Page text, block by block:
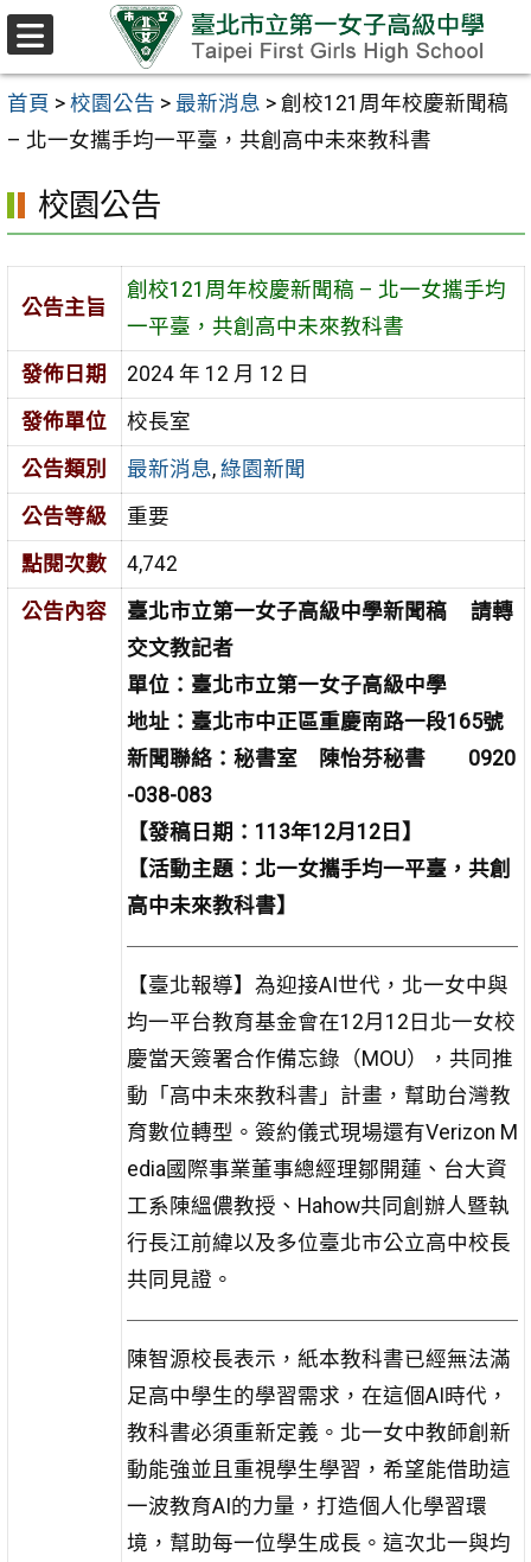
跳至主要內容區
首頁 > 校園公告 > 最新消息 > 創校121周年校慶新聞稿
– 北一女攜手均一平臺，共創高中未來教科書
校園公告
公告主旨
創校121周年校慶新聞稿 – 北一女攜手均
一平臺，共創高中未來教科書
發佈日期
2024 年 12 月 12 日
發佈單位
校長室
公告類別
最新消息, 綠園新聞
公告等級
重要
點閱次數
4,742
公告內容
臺北市立第一女子高級中學新聞稿
請轉
交文教記者
單位：臺北市立第一女子高級中學
地址：臺北市中正區重慶南路一段165號
新聞聯絡：秘書室 陳怡芬秘書 0920
-038-083
【發稿日期：113年12月12日】
【活動主題：北一女攜手均一平臺，共創
高中未來教科書】
【臺北報導】為迎接AI世代，北一女中與
均一平台教育基金會在12月12日北一女校
慶當天簽署合作備忘錄（MOU），共同推
動「高中未來教科書」計畫，幫助台灣教
育數位轉型。簽約儀式現場還有Verizon M
edia國際事業董事總經理鄒開蓮、台大資
工系陳縕儂教授、Hahow共同創辦人暨執
行長江前緯以及多位臺北市公立高中校長
共同見證。
陳智源校長表示，紙本教科書已經無法滿
足高中學生的學習需求，在這個AI時代，
教科書必須重新定義。北一女中教師創新
動能強並且重視學生學習，希望能借助這
一波教育AI的力量，打造個人化學習環
境，幫助每一位學生成長。這次北一與均
選
單